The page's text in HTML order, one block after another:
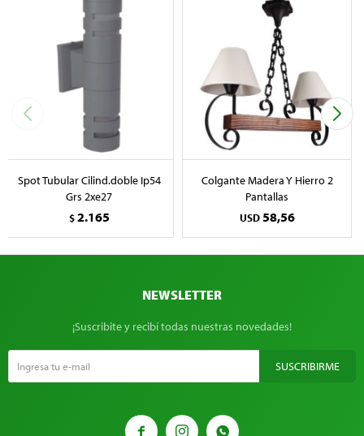
Spot Tubular Cilind.doble Ip54
Grs 2xe27
$ 2.165
Colgante Madera Y Hierro 2
Pantallas
USD 58,56
  
NEWSLETTER
¡Suscribite y recibí todas nuestras novedades!
SUSCRIBIRME